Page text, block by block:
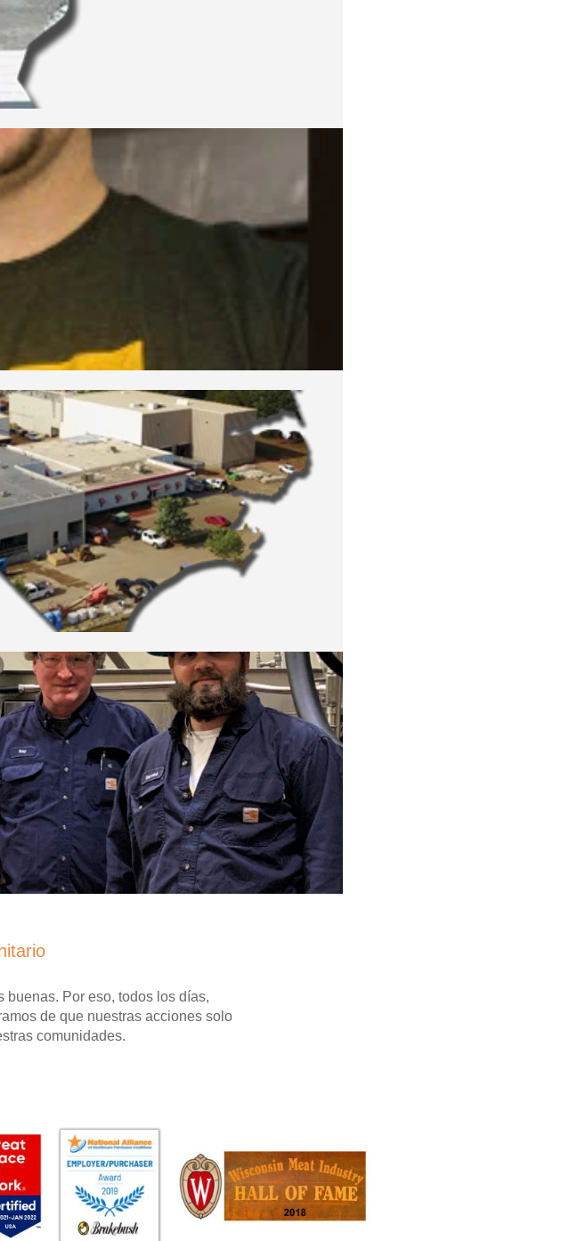
buenas. Por eso, todos los días,
de que nuestras acciones solo
comunidades.